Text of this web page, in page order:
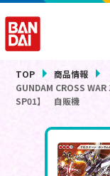
TOP
商品情報
GUNDAM CROSS
SP01】 自販機